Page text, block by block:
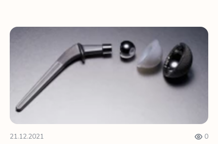
функций.
Реабилитация после эндопротезирования
21.12.2021 0